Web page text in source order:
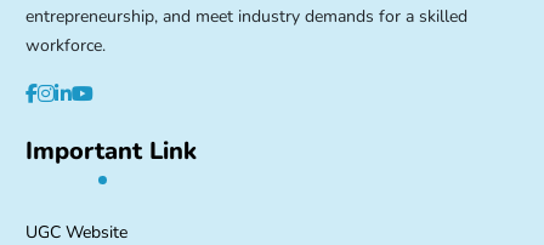
entrepreneurship, and meet industry demands for a skilled
workforce.
Important Link
UGC Website